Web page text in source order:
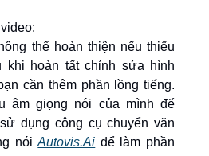
thể hoàn thiện nếu thiếu
khi hoàn tất chỉnh sửa hình
cần thêm phần lồng tiếng.
âm giọng nói của mình để
dụng công cụ chuyển văn
nóiAutovis.Ai để làm phần